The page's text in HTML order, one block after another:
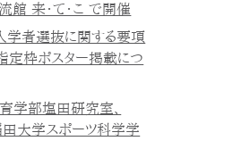
来・て・こ で開催
学者選抜に関する要項
定枠ポスター掲載につ
学部塩田研究室、
大学スポーツ科学学